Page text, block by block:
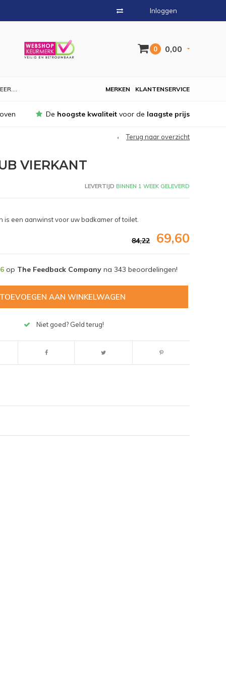
Inloggen
0 0,00
KLANTENSERVICE
MERKEN
De hoogste kwaliteit voor de laagste prijs
Terug naar overzicht
VIERKANT
LEVERTIJD BINNEN 1 WEEK GELEVERD
een aanwinst voor uw badkamer of toilet.
84,22 69,60
op The Feedback Companyna 343 beoordelingen!
AAN WINKELWAGEN
Niet goed? Geld terug!